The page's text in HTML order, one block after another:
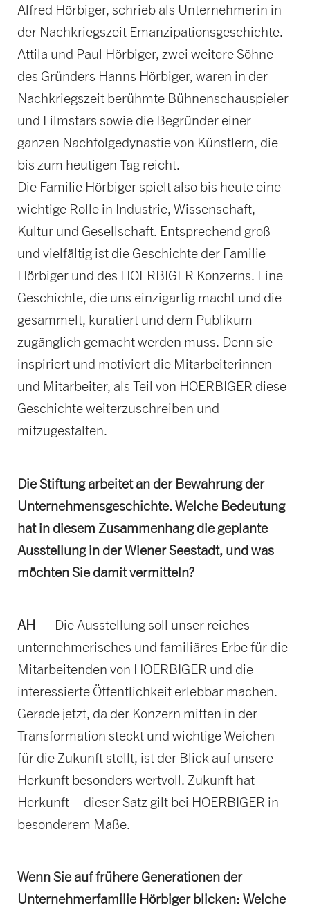
Alfred Hörbiger, schrieb als Unternehmerin in
der Nachkriegszeit Emanzipationsgeschichte.
Attila und Paul Hörbiger, zwei weitere Söhne
des Gründers Hanns Hörbiger, waren in der
Nachkriegszeit berühmte Bühnenschauspieler
und Filmstars sowie die Begründer einer
ganzen Nachfolgedynastie von Künstlern, die
bis zum heutigen Tag reicht.
Die Familie Hörbiger spielt also bis heute eine
wichtige Rolle in Industrie, Wissenschaft,
Kultur und Gesellschaft. Entsprechend groß
und vielfältig ist die Geschichte der Familie
Hörbiger und des HOERBIGER Konzerns. Eine
Geschichte, die uns einzigartig macht und die
gesammelt, kuratiert und dem Publikum
zugänglich gemacht werden muss. Denn sie
inspiriert und motiviert die Mitarbeiterinnen
und Mitarbeiter, als Teil von HOERBIGER diese
Geschichte weiterzuschreiben und
mitzugestalten.
Die Stiftung arbeitet an der Bewahrung der
Unternehmensgeschichte. Welche Bedeutung
hat in diesem Zusammenhang die geplante
Ausstellung in der Wiener Seestadt, und was
möchten Sie damit vermitteln?
AH— Die Ausstellung soll unser reiches
unternehmerisches und familiäres Erbe für die
Mitarbeitenden von HOERBIGER und die
interessierte Öffentlichkeit erlebbar machen.
Gerade jetzt, da der Konzern mitten in der
Transformation steckt und wichtige Weichen
für die Zukunft stellt, ist der Blick auf unsere
Herkunft besonders wertvoll. Zukunft hat
Herkunft – dieser Satz gilt bei HOERBIGER in
besonderem Maße.
Wenn Sie auf frühere Generationen der
Unternehmerfamilie Hörbiger blicken: Welche